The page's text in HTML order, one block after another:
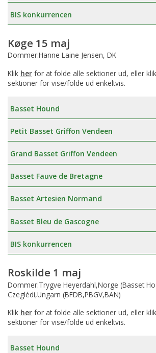
BIS konkurrencen
Køge 15 maj
Dommer:Hanne Laine Jensen, DK
Klik her for at folde alle sektioner ud, eller
sektioner for vise/folde ud enkeltvis.
Basset Hound
Petit Basset Griffon Vendeen
Grand Basset Griffon Vendeen
Basset Fauve de Bretagne
Basset Artesien Normand
Basset Bleu de Gascogne
BIS konkurrencen
Roskilde 1 maj
Dommer:Trygve Heyerdahl,Norge (Basset
Czeglédi,Ungarn (BFDB,PBGV,BAN)
Klik her for at folde alle sektioner ud, eller
sektioner for vise/folde ud enkeltvis.
Basset Hound